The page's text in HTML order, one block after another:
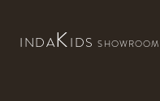
INDAKIDSSHOWROOM